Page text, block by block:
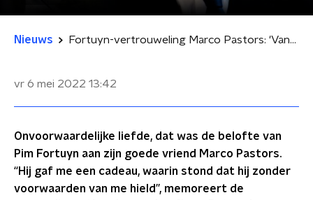
Nieuws Fortuyn-vertrouweling Marco Pastors: 'Vandaag raakt me meer dan verwacht'
vr 6 mei 2022 13:42
Onvoorwaardelijke liefde, dat was de belofte van
Pim Fortuyn aan zijn goede vriend Marco Pastors.
“Hij gaf me een cadeau, waarin stond dat hij zonder
voorwaarden van me hield”, memoreert de